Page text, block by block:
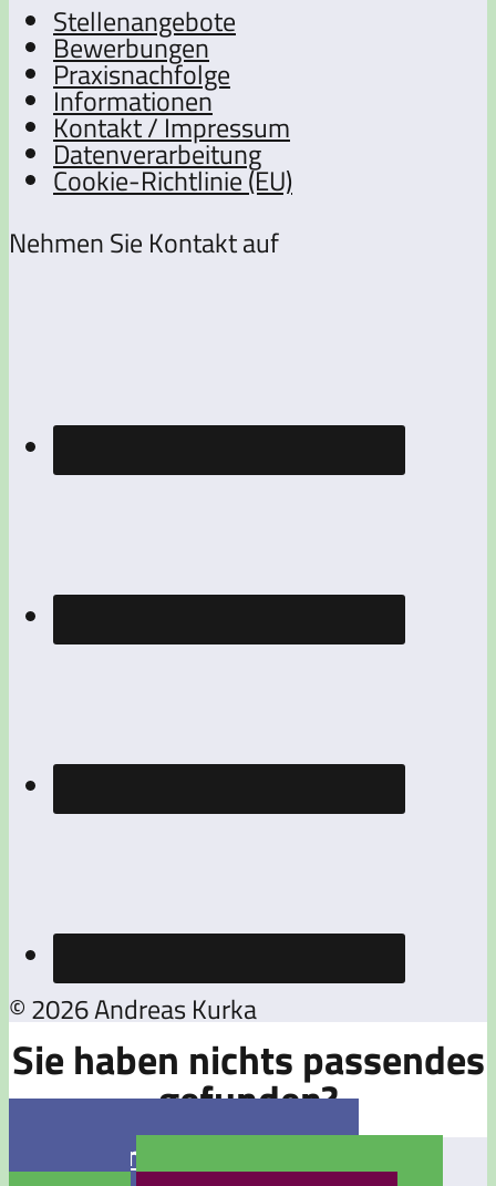
Stellenangebote
Bewerbungen
Praxisnachfolge
Informationen
Kontakt / Impressum
Datenverarbeitung
Cookie-Richtlinie (EU)
Nehmen Sie Kontakt auf
© 2026 Andreas Kurka
Sie haben nichts passendes
gefunden?
Jetzt eine Stellenanzeige